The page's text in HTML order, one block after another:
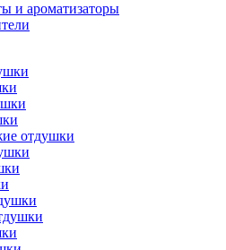
и ароматизаторы
отдушки